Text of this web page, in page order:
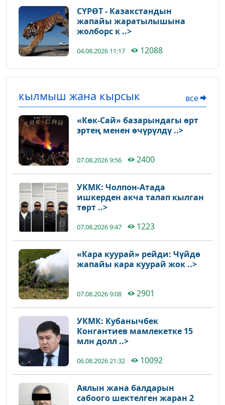
СҮРӨТ - Казакстандын
жапайы жаратылышына
жолборс к ..>
04.08.2026 11:17 12088
кылмыш жана кырсык
все
«Көк-Сай» базарындагы өрт
эртең менен өчүрүлдү ..>
07.08.2026 9:56 2400
УКМК: Чолпон-Атада
ишкерден акча талап кылган
төрт ..>
07.08.2026 9:47 1223
«Кара куурай» рейди: Чүйдө
жапайы кара куурай жок ..>
07.08.2026 9:08 2901
УКМК: Кубанычбек
Конгантиев мамлекетке 15
млн долл ..>
06.08.2026 21:32 10092
Аялын жана балдарын
сабоого шектелген жаран 2